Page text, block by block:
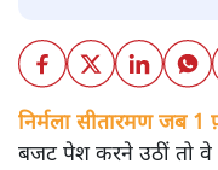
निर्मला सीतारमण जब 1
बजट पेश करने उठीं तो वे